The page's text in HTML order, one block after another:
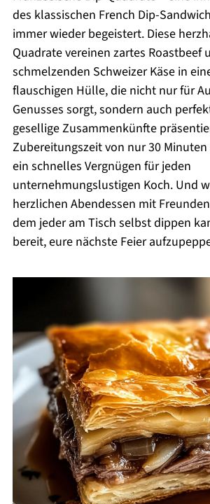
des klassischen French Dip-
immer wieder begeistert. Diese
Quadrate vereinen zartes Roastbeef
schmelzenden Schweizer Käse in
flauschigen Hülle, die nicht nur für
Genusses sorgt, sondern auch
gesellige Zusammenkünfte
Zubereitungszeit von nur 30
ein schnelles Vergnügen für jeden
unternehmungslustigen Koch. Und
herzlichen Abendessen mit
dem jeder am Tisch selbst dippen
bereit, eure nächste Feier